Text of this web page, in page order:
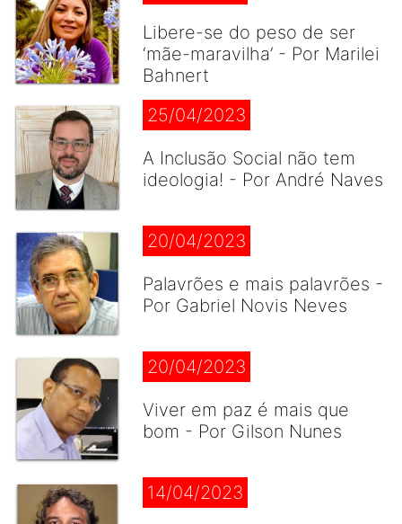
Libere-se do peso de ser
‘mãe-maravilha’ - Por Marilei
Bahnert
25/04/2023
A Inclusão Social não tem
ideologia! - Por André Naves
20/04/2023
Palavrões e mais palavrões -
Por Gabriel Novis Neves
20/04/2023
Viver em paz é mais que
bom - Por Gilson Nunes
14/04/2023